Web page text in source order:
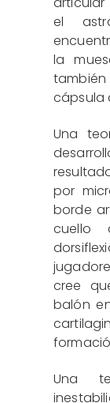
el
la
cápsula
Una
por
borde
cuello
cree
balón
Una